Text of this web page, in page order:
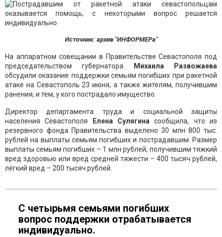
Источник: архив "ИНФОРМЕРа"
На аппаратном совещании в Правительстве Севастополя под
председательством губернатора
Михаила Развожаева
обсудили оказание поддержки семьям погибших при ракетной
атаке на Севастополь 23 июня, а также жителям, получившим
ранения, и тем, у кого пострадало имущество.
Директор департамента труда и социальной защиты
населения Севастополя
Елена Сулягинасообщила, что из
резервного фонда Правительства выделено 30 млн 800 тыс.
рублей на выплаты семьям погибших и пострадавшим. Размер
выплаты семьям погибших – 1 млн рублей, получившим тяжкий
вред здоровью или вред средней тяжести – 400 тысяч рублей,
лёгкий вред – 200 тысяч рублей.
С четырьмя семьями погибших
вопрос поддержки отрабатывается
индивидуально.